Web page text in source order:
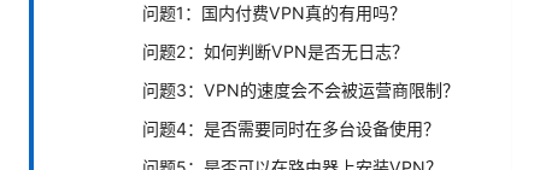
问题1：国内付费VPN真的有用吗？
问题2：如何判断VPN是否无日志？
问题3：VPN的速度会不会被运营商限制？
问题4：是否需要同时在多台设备使用？